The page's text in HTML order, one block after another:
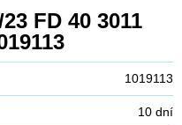
FD 40 3011
1019113
10 dní